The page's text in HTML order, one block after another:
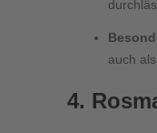
auch
4.